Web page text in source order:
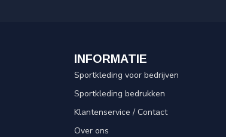
INFORMATIE
Sportkleding voor bedrijven
Sportkleding bedrukken
Klantenservice / Contact
Over ons